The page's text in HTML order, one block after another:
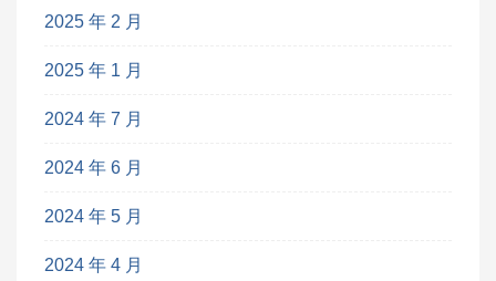
2025 年 2 月
2025 年 1 月
2024 年 7 月
2024 年 6 月
2024 年 5 月
2024 年 4 月